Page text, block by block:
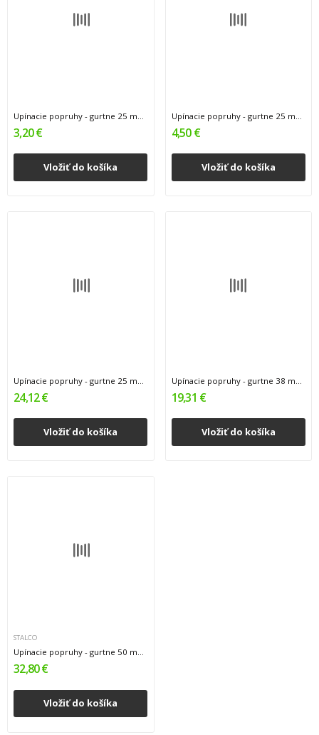
3,20 €
Vložiť do košíka
4,50 €
Vložiť do košíka
Upínacie popruhy - gurtne 25 mm x 4,5 m , 700...
24,12 €
Vložiť do košíka
Upínacie popruhy - gurtne 38 mm x 5 m , 2000 kg...
19,31 €
Vložiť do košíka
STALCO
Upínacie popruhy - gurtne 50 mm x 8 m , 5000...
32,80 €
Vložiť do košíka